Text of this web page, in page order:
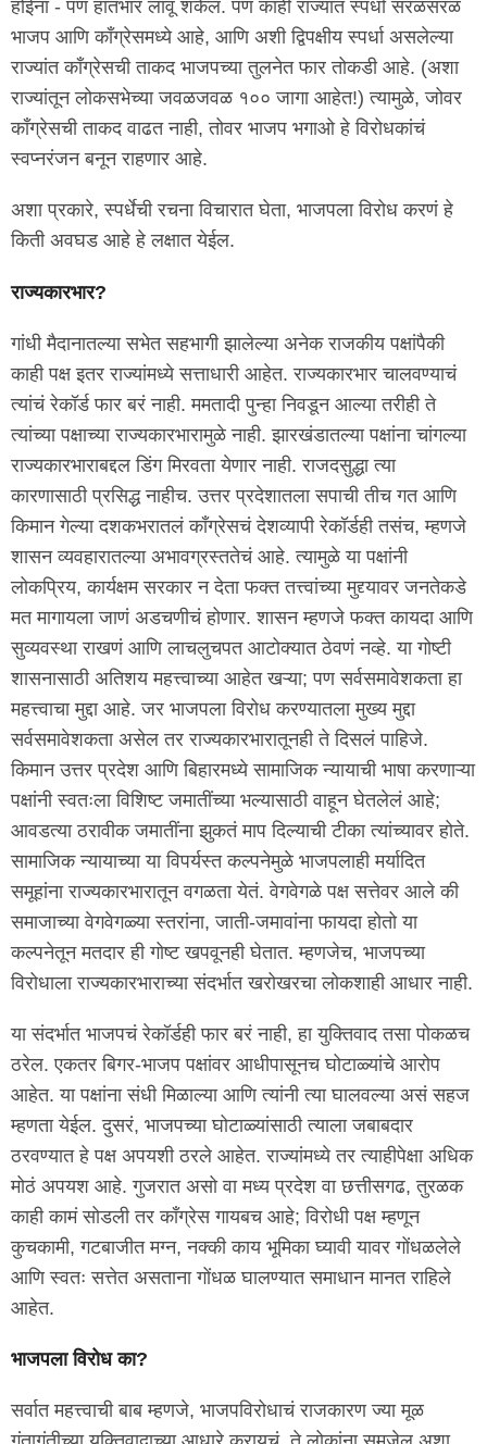
होईना - पण हातभार लावू शकेल. पण काही राज्यांत स्पर्धा सरळसरळ
भाजप आणि काँग्रेसमध्ये आहे, आणि अशी द्विपक्षीय स्पर्धा असलेल्या
राज्यांत काँग्रेसची ताकद भाजपच्या तुलनेत फार तोकडी आहे. (अशा
राज्यांतून लोकसभेच्या जवळजवळ १०० जागा आहेत!) त्यामुळे, जोवर
काँग्रेसची ताकद वाढत नाही, तोवर भाजप भगाओ हे विरोधकांचं
स्वप्नरंजन बनून राहणार आहे.
अशा प्रकारे, स्पर्धेची रचना विचारात घेता, भाजपला विरोध करणं हे
किती अवघड आहे हे लक्षात येईल.
राज्यकारभार?
गांधी मैदानातल्या सभेत सहभागी झालेल्या अनेक राजकीय पक्षांपैकी
काही पक्ष इतर राज्यांमध्ये सत्ताधारी आहेत. राज्यकारभार चालवण्याचं
त्यांचं रेकॉर्ड फार बरं नाही. ममतादी पुन्हा निवडून आल्या तरीही ते
त्यांच्या पक्षाच्या राज्यकारभारामुळे नाही. झारखंडातल्या पक्षांना चांगल्या
राज्यकारभाराबद्दल डिंग मिरवता येणार नाही. राजदसुद्धा त्या
कारणासाठी प्रसिद्ध नाहीच. उत्तर प्रदेशातला सपाची तीच गत आणि
किमान गेल्या दशकभरातलं क‌ाँग्रेसचं देशव्यापी रेकॉर्डही तसंच, म्हणजे
शासन व्यवहारातल्या अभावग्रस्ततेचं आहे. त्यामुळे या पक्षांनी
लोकप्रिय, कार्यक्षम सरकार न देता फक्त तत्त्वांच्या मुद्द्यावर जनतेकडे
मत मागायला जाणं अडचणीचं होणार. शासन म्हणजे फक्त कायदा आणि
सुव्यवस्था राखणं आणि लाचलुचपत आटोक्यात ठेवणं नव्हे. या गोष्टी
शासनासाठी अतिशय महत्त्वाच्या आहेत खऱ्या; पण सर्वसमावेशकता हा
महत्त्वाचा मुद्दा आहे. जर भाजपला विरोध करण्यातला मुख्य मुद्दा
सर्वसमावेशकता असेल तर राज्यकारभारातूनही ते दिसलं पाहिजे.
किमान उत्तर प्रदेश आणि बिहारमध्ये सामाजिक न्यायाची भाषा करणाऱ्या
पक्षांनी स्वतःला विशिष्ट जमातींच्या भल्यासाठी वाहून घेतलेलं आहे;
आवडत्या ठरावीक जमातींना झुकतं माप दिल्याची टीका त्यांच्यावर होते.
सामाजिक न्यायाच्या या विपर्यस्त कल्पनेमुळे भाजपलाही मर्यादित
समूहांना राज्यकारभारातून वगळता येतं. वेगवेगळे पक्ष सत्तेवर आले की
समाजाच्या वेगवेगळ्या स्तरांना, जाती-जमावांना फायदा होतो या
कल्पनेतून मतदार ही गोष्ट खपवूनही घेतात. म्हणजेच, भाजपच्या
विरोधाला राज्यकारभाराच्या संदर्भात खरोखरचा लोकशाही आधार नाही.
या संदर्भात भाजपचं रेकॉर्डही फार बरं नाही, हा युक्तिवाद तसा पोकळच
ठरेल. एकतर बिगर-भाजप पक्षांवर आधीपासूनच घोटाळ्यांचे आरोप
आहेत. या पक्षांना संधी मिळाल्या आणि त्यांनी त्या घालवल्या असं सहज
म्हणता येईल. दुसरं, भाजपच्या घोटाळ्यांसाठी त्याला जबाबदार
ठरवण्यात हे पक्ष अपयशी ठरले आहेत. राज्यांमध्ये तर त्याहीपेक्षा अधिक
मोठं अपयश आहे. गुजरात असो वा मध्य प्रदेश वा छत्तीसगढ, तुरळक
काही कामं सोडली तर काँग्रेस गायबच आहे; विरोधी पक्ष म्हणून
कुचकामी, गटबाजीत मग्न, नक्की काय भूमिका घ्यावी यावर गोंधळलेले
आणि स्वतः सत्तेत असताना गोंधळ घालण्यात समाधान मानत राहिले
आहेत.
भाजपला विरोध का?
सर्वात महत्त्वाची बाब म्हणजे, भाजपविरोधाचं राजकारण ज्या मूळ